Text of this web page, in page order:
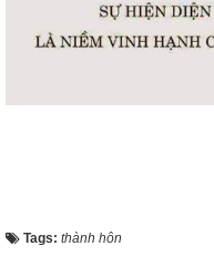
Tags: thành hôn